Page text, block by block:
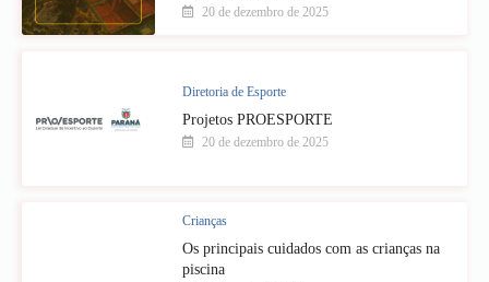
20 de dezembro de 2025
Diretoria de Esporte
Projetos PROESPORTE
20 de dezembro de 2025
Crianças
Os principais cuidados com as crianças na
piscina